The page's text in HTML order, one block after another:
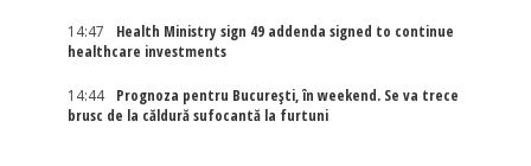
14:47
Health Ministry sign 49 addenda signed to continue
healthcare investments
14:44
Prognoza pentru București, în weekend. Se va trece
brusc de la căldură sufocantă la furtuni